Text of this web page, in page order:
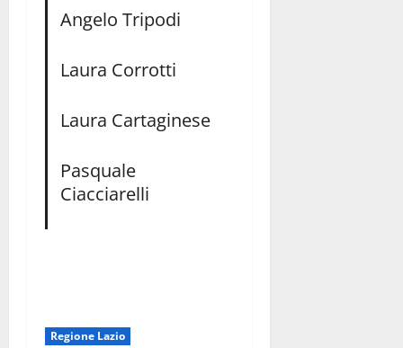
Angelo Tripodi
Laura Corrotti
Laura Cartaginese
Pasquale
Ciacciarelli
Regione Lazio